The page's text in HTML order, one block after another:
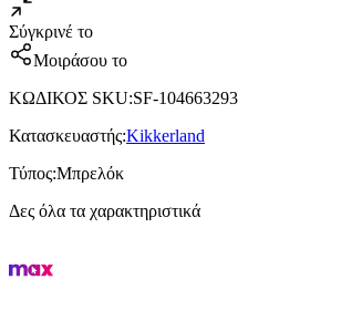
Σύγκρινέ το
Μοιράσου το
ΚΩΔΙΚΟΣ SKU:SF-104663293
Κατασκευαστής:Kikkerland
Τύπος:Μπρελόκ
Δες όλα τα χαρακτηριστικά